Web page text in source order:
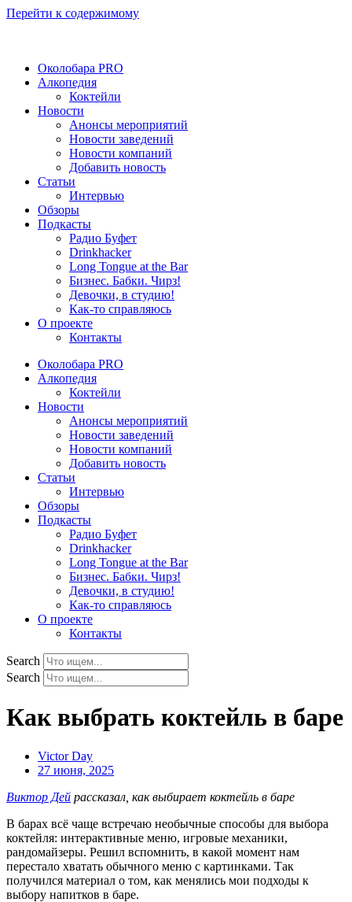
Перейти к содержимому
Околобара PRO
Алкопедия
Коктейли
Новости
Анонсы мероприятий
Новости заведений
Новости компаний
Добавить новость
Статьи
Интервью
Обзоры
Подкасты
Радио Буфет
Drinkhacker
Long Tongue at the Bar
Бизнес. Бабки. Чирз!
Девочки, в студию!
Как-то справляюсь
О проекте
Контакты
Околобара PRO
Алкопедия
Коктейли
Новости
Анонсы мероприятий
Новости заведений
Новости компаний
Добавить новость
Статьи
Интервью
Обзоры
Подкасты
Радио Буфет
Drinkhacker
Long Tongue at the Bar
Бизнес. Бабки. Чирз!
Девочки, в студию!
Как-то справляюсь
О проекте
Контакты
Search
Search
Как выбрать коктейль в баре
Victor Day
27 июня, 2025
Виктор Дей рассказал, как выбирает коктейль в баре
В барах всё чаще встречаю необычные способы для выбора
коктейля: интерактивные меню, игровые механики,
рандомайзеры. Решил вспомнить, в какой момент нам
перестало хватать обычного меню с картинками. Так
получился материал о том, как менялись мои подходы к
выбору напитков в баре.